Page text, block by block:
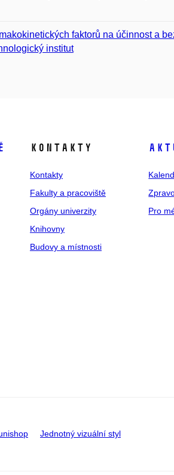
faktorů na účinnost a
institut
Kontakty
Kontakty
Fakulty a pracoviště
Orgány univerzity
Knihovny
Budovy a místnosti
Pro
Jednotný vizuální styl